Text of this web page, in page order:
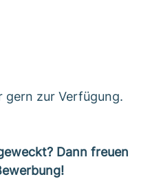
gern zur Verfügung.
Dann freuen